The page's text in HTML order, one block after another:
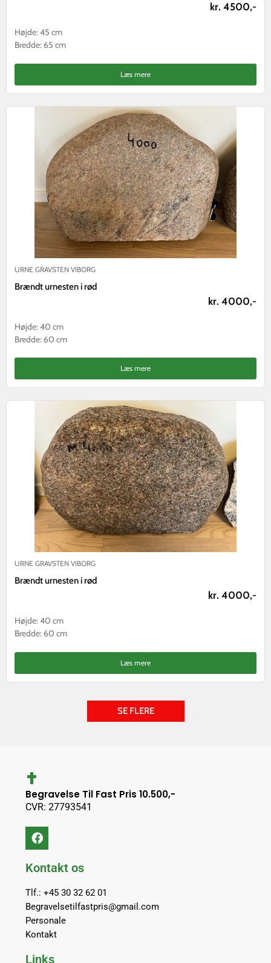
kr. 4500,-
Højde: 45 cm
Bredde: 65 cm
Læs mere
URNE GRAVSTEN VIBORG
Brændt urnesten i rød
kr. 4000,-
Højde: 40 cm
Bredde: 60 cm
Læs mere
URNE GRAVSTEN VIBORG
Brændt urnesten i rød
kr. 4000,-
Højde: 40 cm
Bredde: 60 cm
Læs mere
SE FLERE
Begravelse Til Fast Pris 10.500,-
CVR: 27793541
Kontakt os
Tlf.: +45 30 32 62 01
Begravelsetilfastpris@gmail.com
Personale
Kontakt
Links